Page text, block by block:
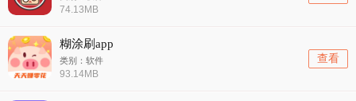
74.13MB
糊涂刷app
类别：软件
93.14MB
查看